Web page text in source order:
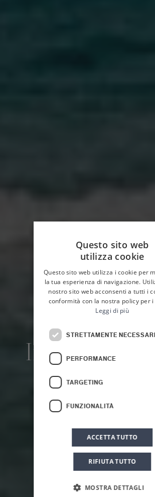
Insula Beach
Questo sito web
utilizza cookie
Questo sito web utilizza i cookie per
la tua esperienza di navigazione.
nostro sito web acconsenti a tutti i
conformità con la nostra policy per i
Leggi di più
STRETTAMENTE NECESSARI
PERFORMANCE
TARGETING
FUNZIONALITÀ
ACCETTA TUTTO
RIFIUTA TUTTO
MOSTRA DETTAGLI